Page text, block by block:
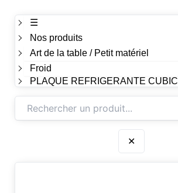
☰
Nos produits
Art de la table / Petit matériel
Froid
PLAQUE REFRIGERANTE CUBIC
✕